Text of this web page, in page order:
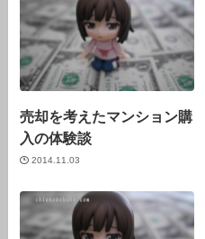
売却を考えたマンション購
入の体験談
2014.11.03